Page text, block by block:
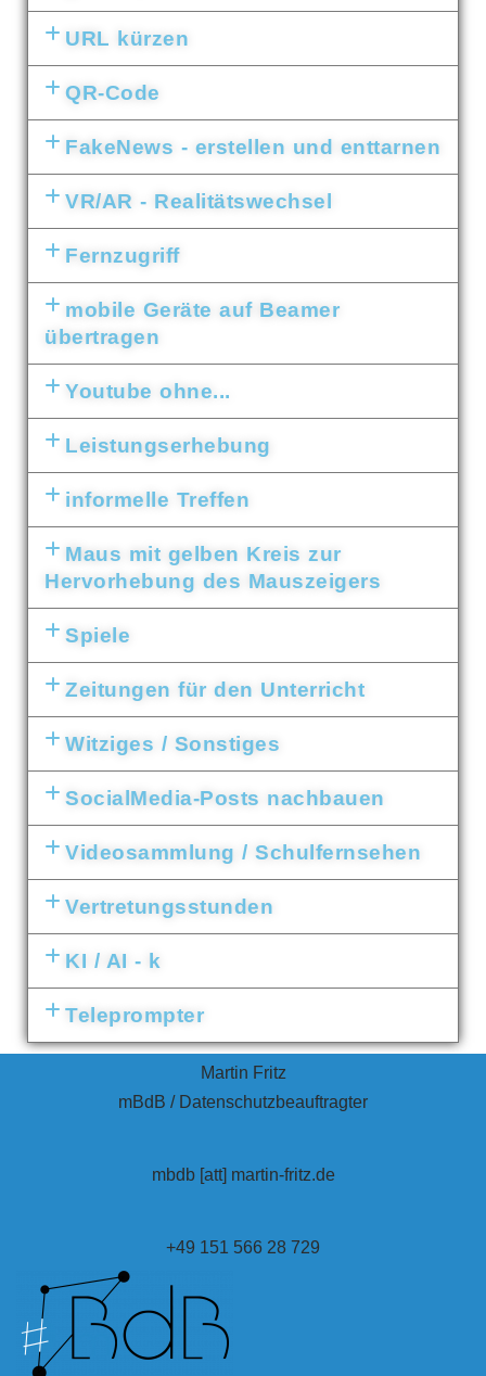
URL kürzen
QR-Code
FakeNews - erstellen und enttarnen
VR/AR - Realitätswechsel
Fernzugriff
mobile Geräte auf Beamer
übertragen
Youtube ohne...
Leistungserhebung
informelle Treffen
Maus mit gelben Kreis zur
Hervorhebung des Mauszeigers
Spiele
Zeitungen für den Unterricht
Witziges / Sonstiges
SocialMedia-Posts nachbauen
Videosammlung / Schulfernsehen
Vertretungsstunden
KI / AI - k
Teleprompter
Martin Fritz
mBdB / Datenschutzbeauftragter
mbdb [att] martin-fritz.de
+49 151 566 28 729